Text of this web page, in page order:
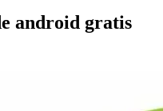
android gratis